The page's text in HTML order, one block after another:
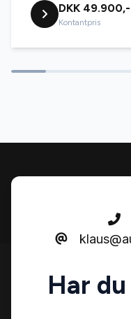
DKK 49.900,-
Kontantpris
Har